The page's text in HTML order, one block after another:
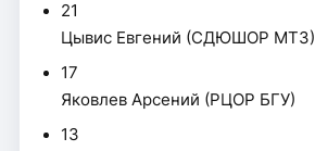
21
Цывис Евгений (СДЮШОР МТЗ)
17
Яковлев Арсений (РЦОР БГУ)
13